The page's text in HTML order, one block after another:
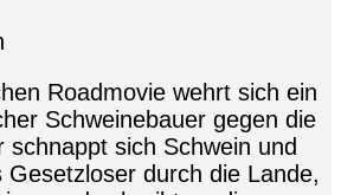
Roadmovie wehrt sich ein
Schweinebauer gegen die
schnappt sich Schwein und
Gesetzloser durch die Lande,